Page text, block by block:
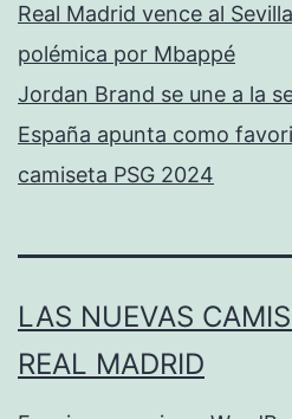
Real Madrid vence al
polémica por Mbappé
Jordan Brand se une a la
España apunta como
camiseta PSG 2024
LAS NUEVAS
REAL MADRID